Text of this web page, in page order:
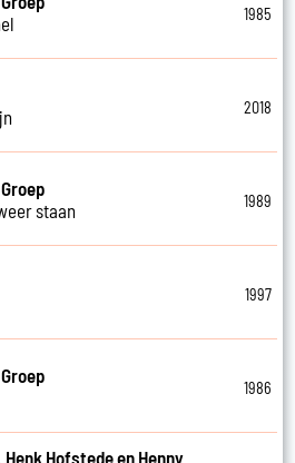
1985
2018
staan
1989
1997
1986
Hofstede en Henny